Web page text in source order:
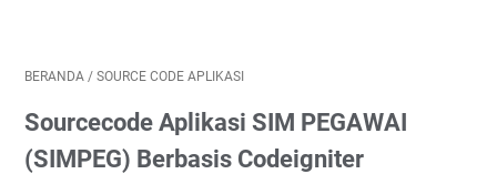
BERANDA / SOURCE CODE APLIKASI
Sourcecode Aplikasi SIM PEGAWAI
(SIMPEG) Berbasis Codeigniter